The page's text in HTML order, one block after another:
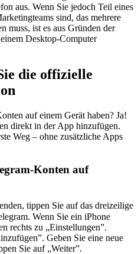
aus. Wenn Sie jedoch Teil eines
sind, das mehrere
muss, ist es aus Gründen der
Desktop-Computer
die offizielle
auf einem Gerät haben? Ja!
direkt in der App hinzufügen.
Weg – ohne zusätzliche Apps
Konten auf
tippen Sie auf das dreizeilige
Wenn Sie ein iPhone
rechts zu „Einstellungen”.
Geben Sie eine neue
Sie auf „Weiter”.